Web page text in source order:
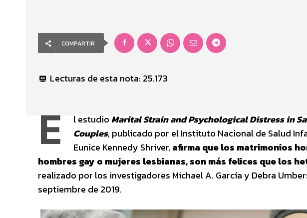
COMPARTIR
Lecturas de esta nota: 25.173
E l estudio Marital Strain and Psychological Distress in
Couples, publicado por el Instituto Nacional de Salud
Eunice Kennedy Shriver, afirma que los matrimonios
hombres gay o mujeres lesbianas, son más felices que los
realizado por los investigadores Michael A. García y Debra
septiembre de 2019.